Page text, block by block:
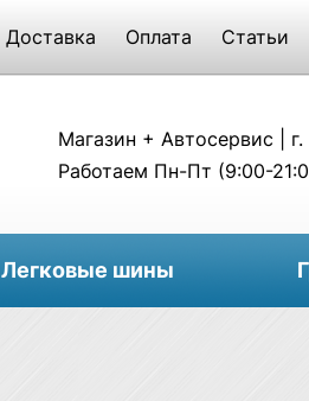
Доставка Оплата Статьи
Магазин + Автосервис |
Работаем Пн-Пт (9:00-
Легковые шины